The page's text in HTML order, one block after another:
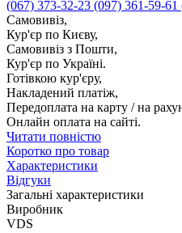
(067) 373-32-23 (097) 361-59-61
Самовивіз,
Кур'єр по Києву,
Самовивіз з Пошти,
Кур'єр по Україні.
Готівкою кур'єру,
Накладений платіж,
Передоплата на карту / на
Онлайн оплата на сайті.
Читати повністю
Коротко про товар
Характеристики
Відгуки
Загальні характеристики
Виробник
VDS